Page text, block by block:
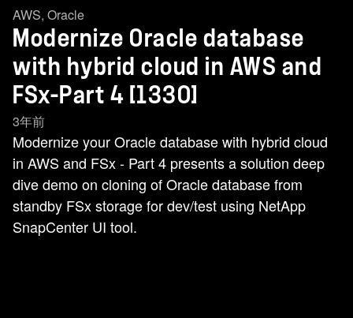
AWS, Oracle
Modernize Oracle database
with hybrid cloud in AWS and
FSx-Part 4 [1330]
3年前
Modernize your Oracle database with hybrid cloud
in AWS and FSx - Part 4 presents a solution deep
dive demo on cloning of Oracle database from
standby FSx storage for dev/test using NetApp
SnapCenter UI tool.